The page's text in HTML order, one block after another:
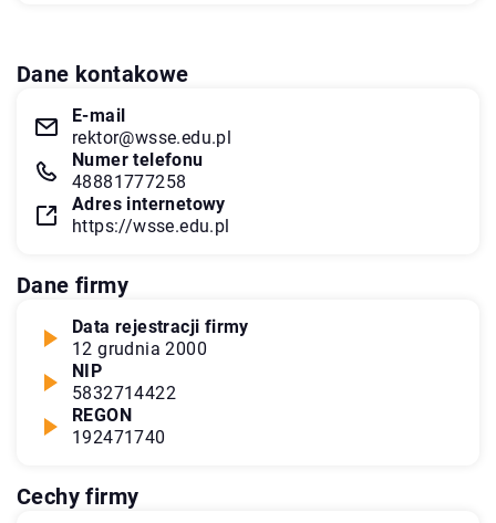
Dane kontakowe
E-mail
rektor@wsse.edu.pl
Numer telefonu
48881777258
Adres internetowy
https://wsse.edu.pl
Dane firmy
Data rejestracji firmy
12 grudnia 2000
NIP
5832714422
REGON
192471740
Cechy firmy